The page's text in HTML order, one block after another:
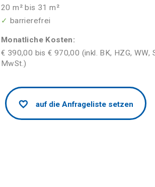
20 m² bis 31 m²
✓ barrierefrei
Monatliche Kosten:
€ 390,00 bis € 970,00 (inkl. BK, HZG, WW,
MwSt.)
auf die Anfrageliste setzen